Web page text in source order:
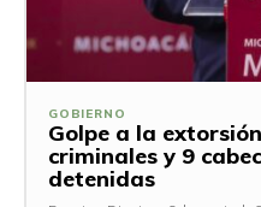
GOBIERNO
Golpe a la
criminales y 9
detenidas